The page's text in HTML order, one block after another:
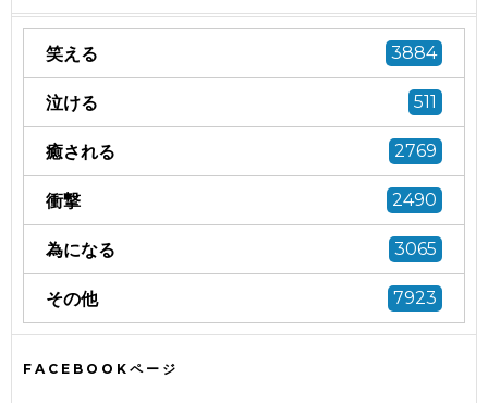
笑える 3884
泣ける 511
癒される 2769
衝撃 2490
為になる 3065
その他 7923
FACEBOOKページ